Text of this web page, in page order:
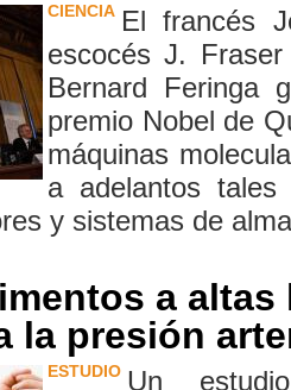
CIENCIA El francés
escocés J.
Bernard Feringa
premio Nobel de
máquinas
a adelantos
y sistemas de
a altas
la presión
ESTUDIO Un